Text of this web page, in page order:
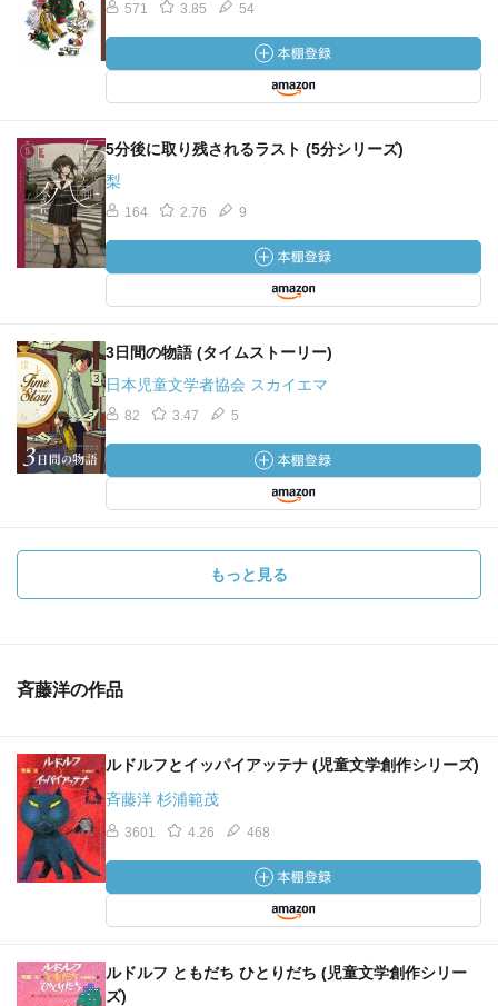
571 3.85 54
5分後に取り残されるラスト (5分シリーズ)
梨
164 2.76 9
3日間の物語 (タイムストーリー)
日本児童文学者協会 スカイエマ
82 3.47 5
もっと見る
斉藤洋の作品
ルドルフとイッパイアッテナ (児童文学創作シリーズ)
斉藤洋 杉浦範茂
3601 4.26 468
ルドルフ ともだち ひとりだち (児童文学創作シリー
ズ)